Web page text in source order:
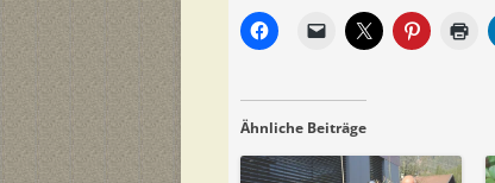
Ähnliche Beiträge